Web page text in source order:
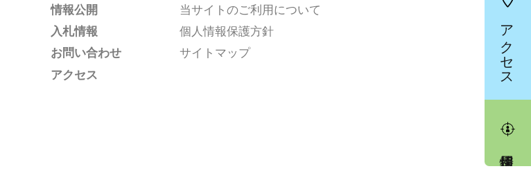
アクセス
情報公開
入札情報
お問い合わせ
アクセス
当サイトのご利用について
個人情報保護方針
サイトマップ